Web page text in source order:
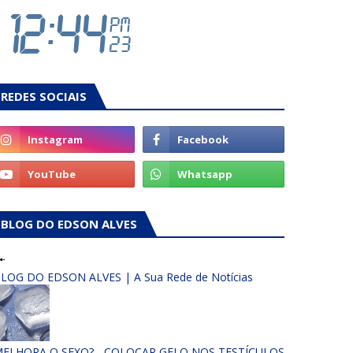
REDES SOCIAIS
BLOG DO EDSON ALVES
DO EDSON ALVES | A Sua Rede de Notícias